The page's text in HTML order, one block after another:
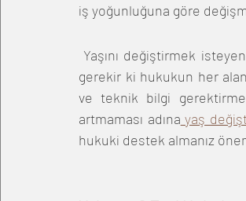
iş yoğunluğuna göre
gerekir ki hukukun her
ve teknik bilgi
artmaması adına yaş
hukuki destek almanız